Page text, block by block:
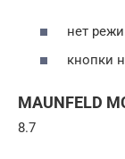
нет
кнопки
MAUNFELD
8.7